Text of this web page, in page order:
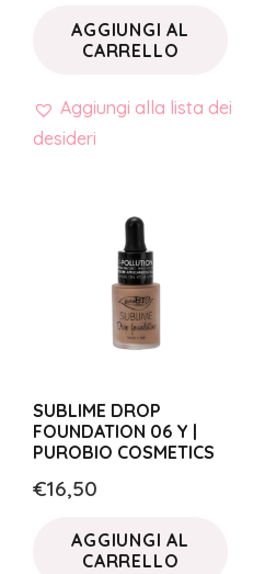
AGGIUNGI AL
CARRELLO
Aggiungi alla lista dei
desideri
SUBLIME DROP
FOUNDATION 06 Y |
PUROBIO COSMETICS
€16,50
AGGIUNGI AL
CARRELLO